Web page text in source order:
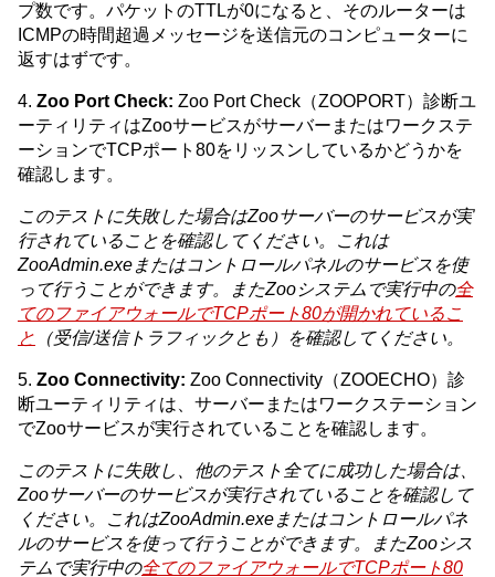
プ数です。パケットのTTLが0になると、そのルーターは
ICMPの時間超過メッセージを送信元のコンピューターに
返すはずです。
4. Zoo Port Check: Zoo Port Check（ZOOPORT）診断ユ
ーティリティはZooサービスがサーバーまたはワークステ
ーションでTCPポート80をリッスンしているかどうかを
確認します。
このテストに失敗した場合はZooサーバーのサービスが実
行されていることを確認してください。これは
ZooAdmin.exeまたはコントロールパネルのサービスを使
って行うことができます。またZooシステムで実行中の全
てのファイアウォールでTCPポート80が開かれているこ
と （受信/送信トラフィックとも）を確認してください。
5. Zoo Connectivity: Zoo Connectivity（ZOOECHO）診
断ユーティリティは、サーバーまたはワークステーション
でZooサービスが実行されていることを確認します。
このテストに失敗し、他のテスト全てに成功した場合は、
Zooサーバーのサービスが実行されていることを確認して
ください。これはZooAdmin.exeまたはコントロールパネ
ルのサービスを使って行うことができます。またZooシス
テムで実行中の全てのファイアウォールでTCPポート80